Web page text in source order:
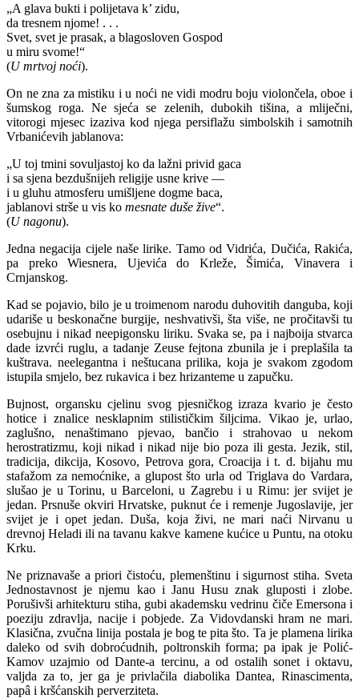
„A glava bukti i polijetava k’ zidu,
da tresnem njome! . . .
Svet, svet je prasak, a blagosloven Gospod
u miru svome!“
(U mrtvoj noći).
On ne zna za mistiku i u noći ne vidi modru boju violončela, oboe i
šumskog roga. Ne sjeća se zelenih, dubokih tišina, a mliječni,
vitorogi mjesec izaziva kod njega persiflažu simbolskih i samotnih
Vrbanićevih jablanova:
„U toj tmini sovuljastoj ko da lažni privid gaca
i sa sjena bezdušnijeh religije usne krive —
i u gluhu atmosferu umišljene dogme baca,
jablanovi strše u vis ko mesnate duše žive“.
(U nagonu).
Jedna negacija cijele naše lirike. Tamo od Vidrića, Dučića, Rakića,
pa preko Wiesnera, Ujevića do Krleže, Šimića, Vinavera i
Crnjanskog.
Kad se pojavio, bilo je u troimenom narodu duhovitih danguba, koji
udariše u beskonačne burgije, neshvativši, šta više, ne pročitavši tu
osebujnu i nikad neepigonsku liriku. Svaka se, pa i najboija stvarca
dade izvrći ruglu, a tadanje Zeuse fejtona zbunila je i preplašila ta
kuštrava. neelegantna i neštucana prilika, koja je svakom zgodom
istupila smjelo, bez rukavica i bez hrizanteme u zapučku.
Bujnost, organsku cjelinu svog pjesničkog izraza kvario je često
hotice i znalice nesklapnim stilističkim šiljcima. Vikao je, urlao,
zaglušno, nenaštimano pjevao, bančio i strahovao u nekom
herostratizmu, koji nikad i nikad nije bio poza ili gesta. Jezik, stil,
tradicija, dikcija, Kosovo, Petrova gora, Croacija i t. d. bijahu mu
stafažom za nemoćnike, a glupost što urla od Triglava do Vardara,
slušao je u Torinu, u Barceloni, u Zagrebu i u Rimu: jer svijet je
jedan. Prsnuše okviri Hrvatske, puknut će i remenje Jugoslavije, jer
svijet je i opet jedan. Duša, koja živi, ne mari naći Nirvanu u
drevnoj Heladi ili na tavanu kakve kamene kućice u Puntu, na otoku
Krku.
Ne priznavaše a priori čistoću, plemenštinu i sigurnost stiha. Sveta
Jednostavnost je njemu kao i Janu Husu znak gluposti i zlobe.
Porušivši arhitekturu stiha, gubi akademsku vedrinu čiče Emersona i
poeziju zdravlja, nacije i pobjede. Za Vidovdanski hram ne mari.
Klasična, zvučna linija postala je bog te pita što. Ta je plamena lirika
daleko od svih dobroćudnih, poltronskih forma; pa ipak je Polić-
Kamov uzajmio od Dante-a tercinu, a od ostalih sonet i oktavu,
valjda za to, jer ga je privlačila diabolika Dantea, Rinascimenta,
papâ i kršćanskih perverziteta.